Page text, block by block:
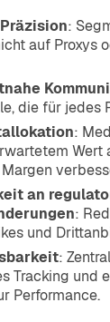
:
auf Proxys
die für jedes
:
Wert
an
:
und
:
Tracking und
Performance.